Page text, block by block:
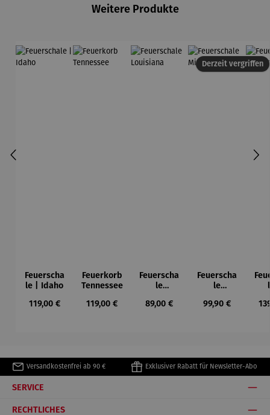
Weitere Produkte
Feuerscha
le | Idaho
Regulärer Preis:
119,00 €
Feuerkorb
Tennessee
Regulärer Preis:
119,00 €
Feuerscha
le
Regulärer Preis:
89,00 €
Derzeit vergriffen
Feuerscha
le
Regulärer Preis:
99,90 €
Versandkostenfrei ab 90 € Exklusiver Rabatt für Newsletter-Abo
SERVICE
RECHTLICHES